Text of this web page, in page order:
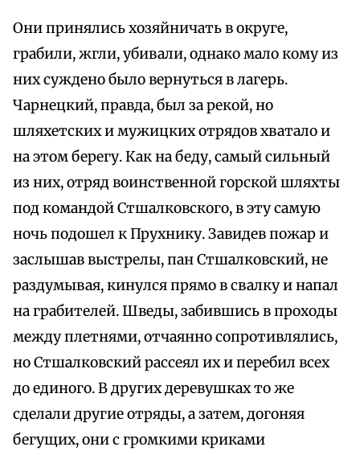
Они принялись хозяйничать в округе,
грабили, жгли, убивали, однако мало кому из
них суждено было вернуться в лагерь.
Чарнецкий, правда, был за рекой, но
шляхетских и мужицких отрядов хватало и
на этом берегу. Как на беду, самый сильный
из них, отряд воинственной горской шляхты
под командой Стшалковского, в эту самую
ночь подошел к Прухнику. Завидев пожар и
заслышав выстрелы, пан Стшалковский, не
раздумывая, кинулся прямо в свалку и напал
на грабителей. Шведы, забившись в проходы
между плетнями, отчаянно сопротивлялись,
но Стшалковский рассеял их и перебил всех
до единого. В других деревушках то же
сделали другие отряды, а затем, догоняя
бегущих, они с громкими криками